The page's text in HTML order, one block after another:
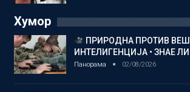
Хумор
ПРИРОДНА ПРОТИВ
ИНТЕЛИГЕНЦИЈА • ЗНАЕ
Панорама 02/08/2026